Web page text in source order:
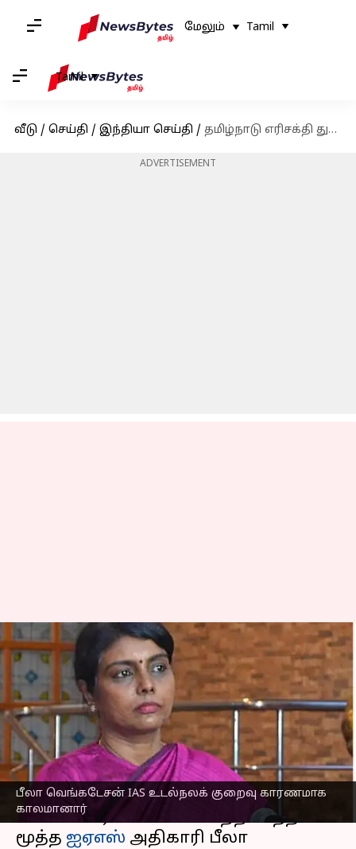
மேலும் Tamil
Tamil
வீடு / செய்தி / இந்தியா செய்தி / தமிழ்நாடு எரிசக்தி துறை செயலாளர் பீலா IAS காலமானார்!
ADVERTISEMENT
பீலா வெங்கடேசன் IAS உடல்நலக் குறைவு காரணமாக
காலமானார்
தமிழ்நாடு எரிசக்தி துறை
செயலாளர் பீலா IAS
காலமானார்!
எழுதியவர் Venkatalakshmi V Sep 24, 2025 08:21 pm
செய்தி முன்னோட்டம்
தமிழ்நாடுஅரசின் எரிசக்தித் துறை
செயலாளராகப் பணியாற்றி வந்த
மூத்த ஐஏஎஸ் அதிகாரி பீலா